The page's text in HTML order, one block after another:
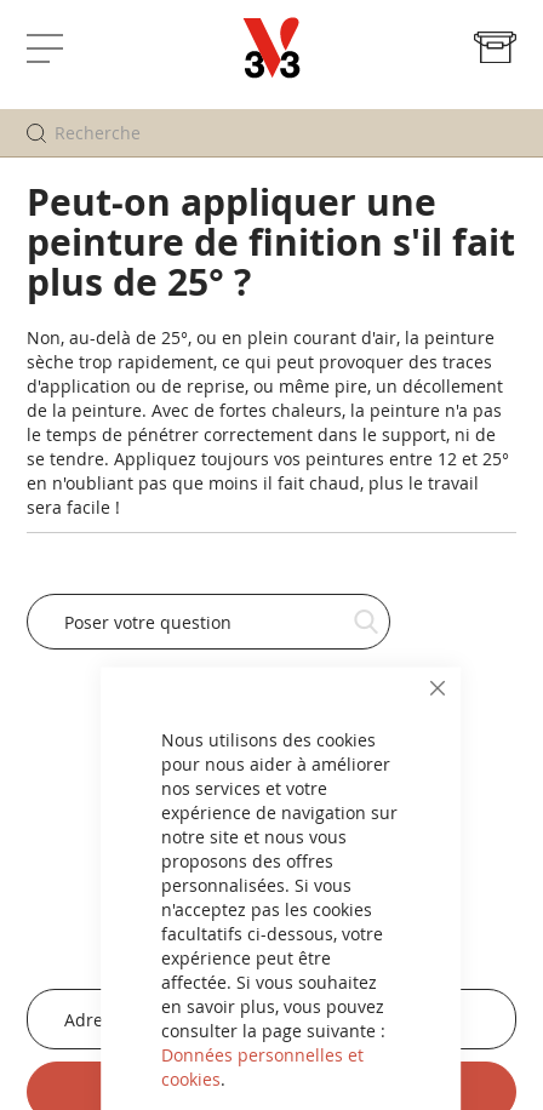
CLOSE
Nous utilisons des cookies
pour nous aider à améliorer
nos services et votre
expérience de navigation sur
notre site et nous vous
proposons des offres
personnalisées. Si vous
n'acceptez pas les cookies
facultatifs ci-dessous, votre
expérience peut être
affectée. Si vous souhaitez
en savoir plus, vous pouvez
consulter la page suivante :
Données personnelles et
cookies.
Affichage
navigation
Peut-on appliquer une
peinture de finition s'il fait
plus de 25° ?
Non, au-delà de 25°, ou en plein courant d'air, la peinture
sèche trop rapidement, ce qui peut provoquer des traces
d'application ou de reprise, ou même pire, un décollement
de la peinture. Avec de fortes chaleurs, la peinture n'a pas
le temps de pénétrer correctement dans le support, ni de
se tendre. Appliquez toujours vos peintures entre 12 et 25°
en n'oubliant pas que moins il fait chaud, plus le travail
sera facile !
CHERCHER
Inspirez-vous !
Inscrivez-vous à notre newsletter et profitez de tous
nos conseils, astuces, tutos et de toutes nos idées
pour faire le plein d’inspiration !
Inscription
à
notre
newsletter
:
S'INSCRIRE